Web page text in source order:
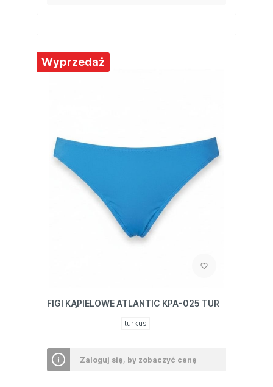
Wyprzedaż
FIGI KĄPIELOWE ATLANTIC KPA-025 TUR
turkus
Zaloguj się, by zobaczyć cenę